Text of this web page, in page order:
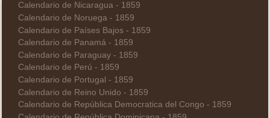
Calendario de Nicaragua - 1859
Calendario de Noruega - 1859
Calendario de Países Bajos - 1859
Calendario de Panamá - 1859
Calendario de Paraguay - 1859
Calendario de Perú - 1859
Calendario de Portugal - 1859
Calendario de Reino Unido - 1859
Calendario de República Democratica del Congo - 1859